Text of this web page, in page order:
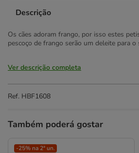
Descrição
Os cães adoram frango, por isso estes
pescoço de frango serão um deleite para o
Ver descrição completa
Ref. HBF1608
Também poderá gostar
-25% na 2ª un.